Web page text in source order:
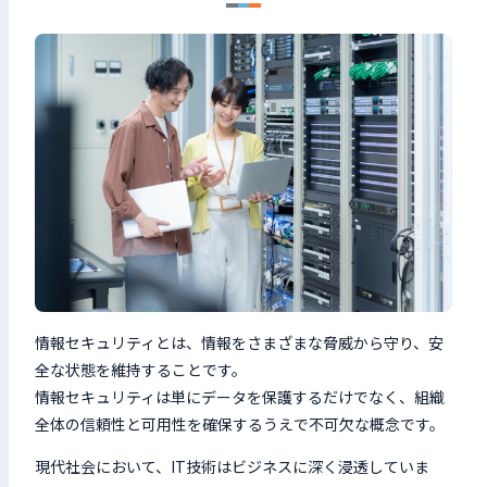
情報セキュリティとは、情報をさまざまな脅威から守り、安
全な状態を維持することです。
情報セキュリティは単にデータを保護するだけでなく、組織
全体の信頼性と可用性を確保するうえで不可欠な概念です。
現代社会において、IT技術はビジネスに深く浸透していま